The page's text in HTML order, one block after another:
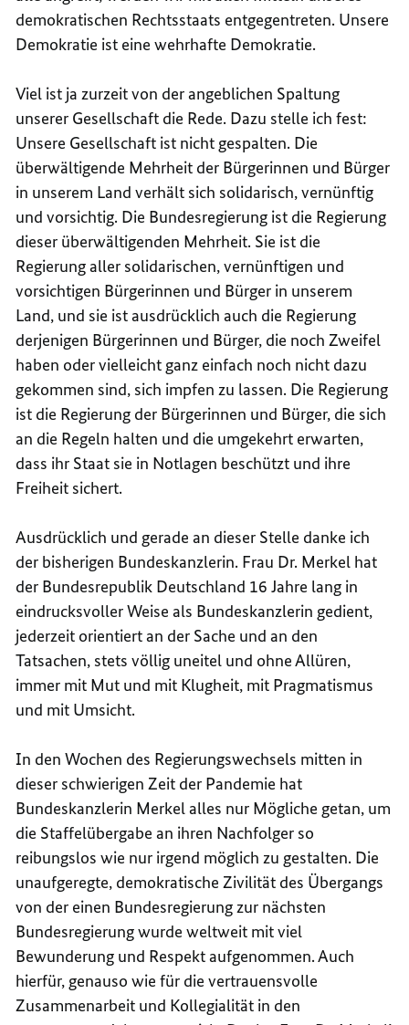
demokratischen Rechtsstaats entgegentreten. Unsere
Demokratie ist eine wehrhafte Demokratie.
Viel ist ja zurzeit von der angeblichen Spaltung
unserer Gesellschaft die Rede. Dazu stelle ich fest:
Unsere Gesellschaft ist nicht gespalten. Die
überwältigende Mehrheit der Bürgerinnen und Bürger
in unserem Land verhält sich solidarisch, vernünftig
und vorsichtig. Die Bundesregierung ist die Regierung
dieser überwältigenden Mehrheit. Sie ist die
Regierung aller solidarischen, vernünftigen und
vorsichtigen Bürgerinnen und Bürger in unserem
Land, und sie ist ausdrücklich auch die Regierung
derjenigen Bürgerinnen und Bürger, die noch Zweifel
haben oder vielleicht ganz einfach noch nicht dazu
gekommen sind, sich impfen zu lassen. Die Regierung
ist die Regierung der Bürgerinnen und Bürger, die sich
an die Regeln halten und die umgekehrt erwarten,
dass ihr Staat sie in Notlagen beschützt und ihre
Freiheit sichert.
Ausdrücklich und gerade an dieser Stelle danke ich
der bisherigen Bundeskanzlerin. Frau Dr. Merkel hat
der Bundesrepublik Deutschland 16 Jahre lang in
eindrucksvoller Weise als Bundeskanzlerin gedient,
jederzeit orientiert an der Sache und an den
Tatsachen, stets völlig uneitel und ohne Allüren,
immer mit Mut und mit Klugheit, mit Pragmatismus
und mit Umsicht.
In den Wochen des Regierungswechsels mitten in
dieser schwierigen Zeit der Pandemie hat
Bundeskanzlerin Merkel alles nur Mögliche getan, um
die Staffelübergabe an ihren Nachfolger so
reibungslos wie nur irgend möglich zu gestalten. Die
unaufgeregte, demokratische Zivilität des Übergangs
von der einen Bundesregierung zur nächsten
Bundesregierung wurde weltweit mit viel
Bewunderung und Respekt aufgenommen. Auch
hierfür, genauso wie für die vertrauensvolle
Zusammenarbeit und Kollegialität in den